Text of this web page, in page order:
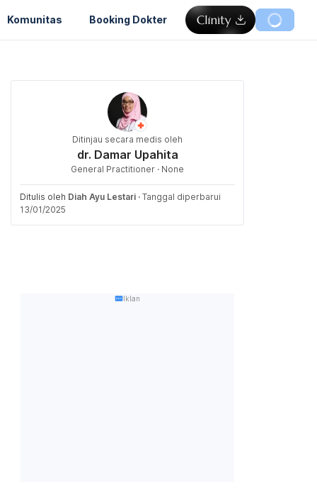
Komunitas Booking Dokter
Ditinjau secara medis oleh
dr. Damar Upahita
General Practitioner · None
Ditulis oleh Diah Ayu Lestari · Tanggal diperbarui
13/01/2025
Iklan